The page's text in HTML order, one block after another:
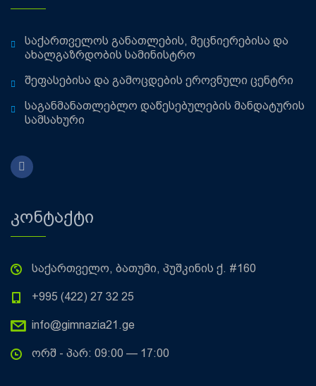
საქართველოს განათლების, მეცნიერებისა და
ახალგაზრდობის სამინისტრო
შეფასებისა და გამოცდების ეროვნული ცენტრი
საგანმანათლებლო დაწესებულების მანდატურის
სამსახური
კონტაქტი
საქართველო, ბათუმი, პუშკინის ქ. #160
+995 (422) 27 32 25
info@gimnazia21.ge
ორშ - პარ: 09:00 — 17:00